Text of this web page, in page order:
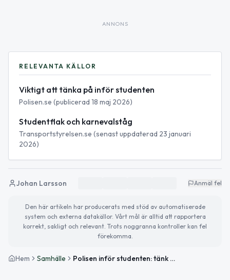
ANNONS
RELEVANTA KÄLLOR
Viktigt att tänka på inför studenten
Polisen.se (publicerad 18 maj 2026)
Studentflak och karnevalståg
Transportstyrelsen.se (senast uppdaterad 23 januari
2026)
Johan Larsson Anmäl fel
Den här artikeln har producerats med stöd av automatiserade
system och externa datakällor. Vårt mål är alltid att rapportera
korrekt, sakligt och relevant. Trots noggranna kontroller kan fel
förekomma.
Hem Samhälle Polisen inför studenten: tänk på trafiksäkerheten – och reglerna för studentflak